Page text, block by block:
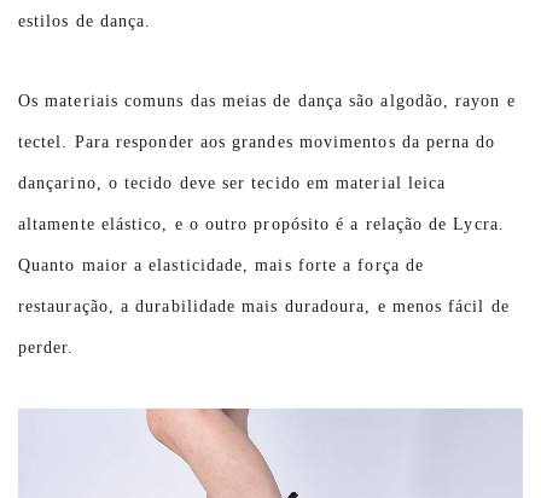
estilos de dança.
Os materiais comuns das meias de dança são algodão, rayon e
tectel. Para responder aos grandes movimentos da perna do
dançarino, o tecido deve ser tecido em material leica
altamente elástico, e o outro propósito é a relação de Lycra.
Quanto maior a elasticidade, mais forte a força de
restauração, a durabilidade mais duradoura, e menos fácil de
perder.